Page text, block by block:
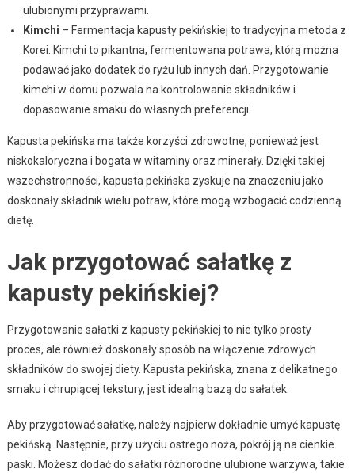
ulubionymi przyprawami.
Kimchi – Fermentacja kapusty pekińskiej to tradycyjna metoda z
Korei. Kimchi to pikantna, fermentowana potrawa, którą można
podawać jako dodatek do ryżu lub innych dań. Przygotowanie
kimchi w domu pozwala na kontrolowanie składników i
dopasowanie smaku do własnych preferencji.
Kapusta pekińska ma także korzyści zdrowotne, ponieważ jest
niskokaloryczna i bogata w witaminy oraz minerały. Dzięki takiej
wszechstronności, kapusta pekińska zyskuje na znaczeniu jako
doskonały składnik wielu potraw, które mogą wzbogacić codzienną
dietę.
Jak przygotować sałatkę z
kapusty pekińskiej?
Przygotowanie sałatki z kapusty pekińskiej to nie tylko prosty
proces, ale również doskonały sposób na włączenie zdrowych
składników do swojej diety. Kapusta pekińska, znana z delikatnego
smaku i chrupiącej tekstury, jest idealną bazą do sałatek.
Aby przygotować sałatkę, należy najpierw dokładnie umyć kapustę
pekińską. Następnie, przy użyciu ostrego noża, pokrój ją na cienkie
paski. Możesz dodać do sałatki różnorodne ulubione warzywa, takie